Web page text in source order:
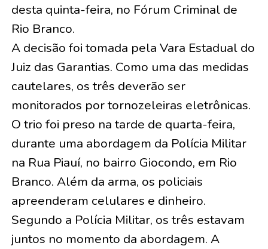
desta quinta-feira, no Fórum Criminal de
Rio Branco.
A decisão foi tomada pela Vara Estadual do
Juiz das Garantias. Como uma das medidas
cautelares, os três deverão ser
monitorados por tornozeleiras eletrônicas.
O trio foi preso na tarde de quarta-feira,
durante uma abordagem da Polícia Militar
na Rua Piauí, no bairro Giocondo, em Rio
Branco. Além da arma, os policiais
apreenderam celulares e dinheiro.
Segundo a Polícia Militar, os três estavam
juntos no momento da abordagem. A